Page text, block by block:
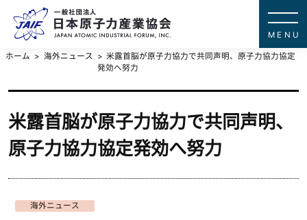
ホーム 海外ニュース
米露首脳が原子力協力で共同声明、原子力協力協定
発効へ努力
米露首脳が原子力協力で共同声明、
原子力協力協定発効へ努力
海外ニュース